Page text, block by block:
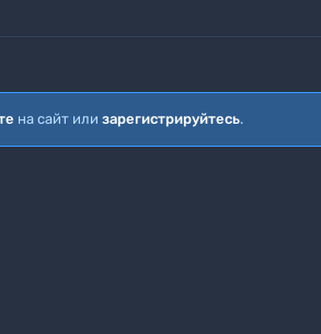
на сайт или зарегистрируйтесь.